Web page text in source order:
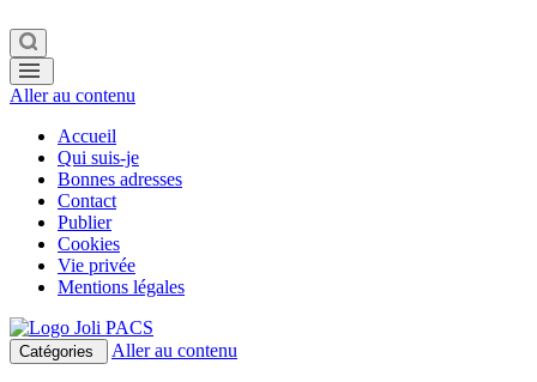
Aller au contenu
Accueil
Qui suis-je
Bonnes adresses
Contact
Publier
Cookies
Vie privée
Mentions légales
Catégories Aller au contenu